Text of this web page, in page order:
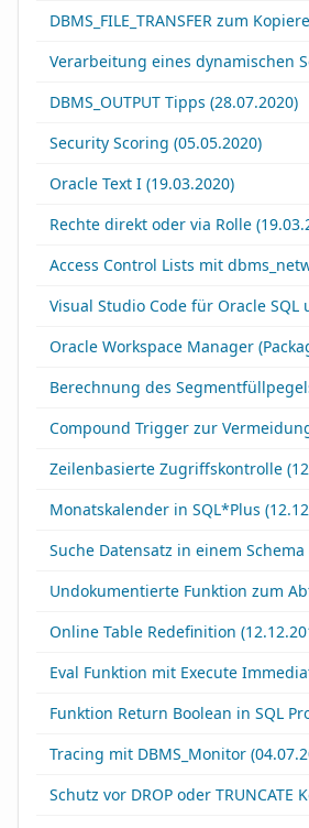
DBMS_FILE_TRANSFER zum
Verarbeitung eines dynamischen
DBMS_OUTPUT Tipps (28.07.2020)
Security Scoring (05.05.2020)
Oracle Text I (19.03.2020)
Rechte direkt oder via Rolle
Access Control Lists mit
Visual Studio Code für Oracle SQL
Oracle Workspace Manager
Berechnung des
Compound Trigger zur
Zeilenbasierte Zugriffskontrolle
Monatskalender in SQL*Plus
Suche Datensatz in einem Schema
Undokumentierte Funktion zum
Online Table Redefinition
Eval Funktion mit Execute
Funktion Return Boolean in SQL
Tracing mit DBMS_Monitor
Schutz vor DROP oder TRUNCATE